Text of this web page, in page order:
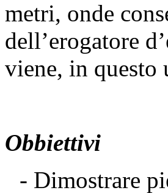
metri, onde
dell’erogatore
viene, in
Obbiettivi
- Dimostrare